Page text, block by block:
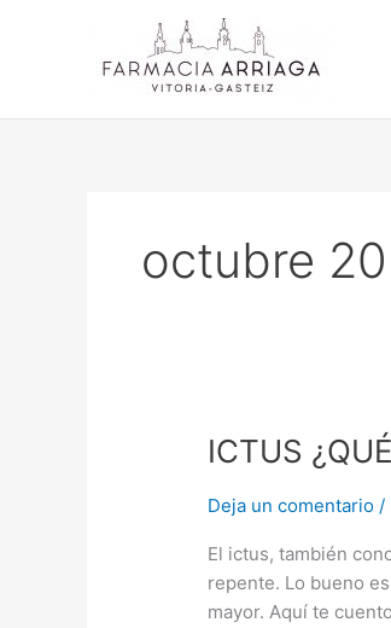
octubre
ICTUS
Deja un comentario /
El ictus, también
repente. Lo bueno
mayor. Aquí te
ICTUS
HACER?